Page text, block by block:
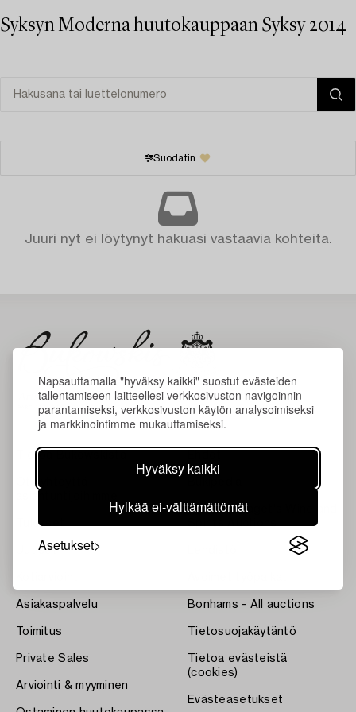
Napsauttamalla "hyväksy kaikki" suostut evästeiden
tallentamiseen laitteellesi verkkosivuston navigoinnin
parantamiseksi, verkkosivuston käytön analysoimiseksi
ja markkinointimme mukauttamiseksi.
Hyväksy kaikki
Hylkää ei-välttämättömät
Asetukset
Syksyn Moderna huutokauppaan Syksy 2014
Suodatin
Juuri nyt ei löytynyt hakuasi vastaavia kohteita.
Tietoa Bukowskista
Ota yhteyttä
Tulokset
Uutiset
Asiakaspalvelu
Toimitus
Private Sales
Arviointi & myyminen
Systembolaget's Wine and
Spirits Auctions
Bonhams - All auctions
Tietosuojakäytäntö
Tietoa evästeistä
(cookies)
Evästeasetukset